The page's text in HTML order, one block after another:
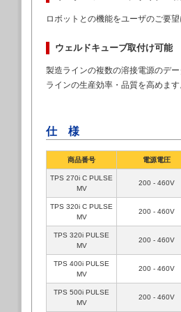
ロボットとの機能をユーザのご要
ウェルドキューブ取付け可能
製造ラインの複数の溶接電源のデー
ラインの生産効率・品質を高めます
仕 様
商品番号 電源電圧
TPS 270i C PULSE
MV
200 - 460V
TPS 320i C PULSE
MV
200 - 460V
TPS 320i PULSE
MV
200 - 460V
TPS 400i PULSE
MV
200 - 460V
TPS 500i PULSE
MV
200 - 460V